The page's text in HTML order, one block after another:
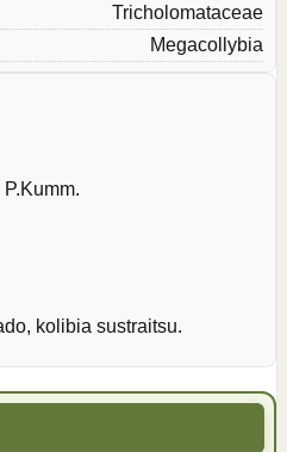
Tricholomataceae
Megacollybia
P.Kumm.
kolibia sustraitsu.